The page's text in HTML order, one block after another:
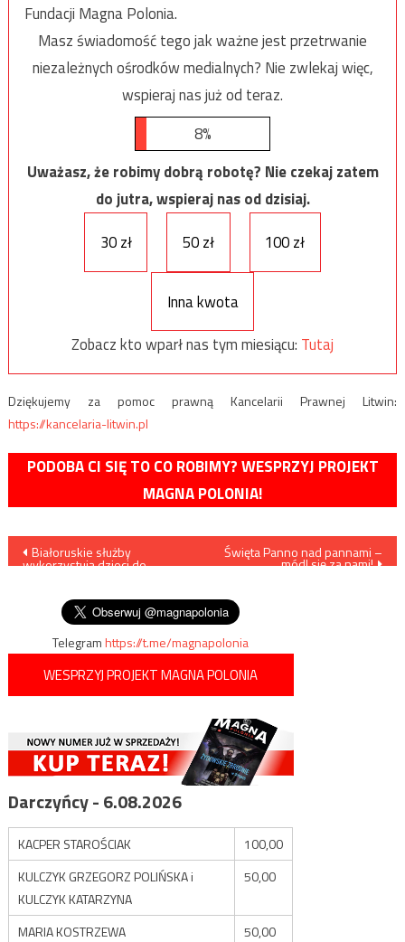
Fundacji Magna Polonia.
Masz świadomość tego jak ważne jest przetrwanie
niezależnych ośrodków medialnych? Nie zwlekaj więc,
wspieraj nas już od teraz.
8%
Uważasz, że robimy dobrą robotę? Nie czekaj zatem
do jutra, wspieraj nas od dzisiaj.
30 zł
50 zł 100 zł
Inna kwota
Zobacz kto wparł nas tym miesiącu: Tutaj
Dziękujemy za pomoc prawną Kancelarii Prawnej Litwin:
https://kancelaria-litwin.pl
PODOBA CI SIĘ TO CO ROBIMY? WESPRZYJ PROJEKT
MAGNA POLONIA!
Nawigacja
Białoruskie służby
wykorzystują dzieci do
Święta Panno nad pannami –
módl się za nami!
Telegramhttps://t.me/magnapolonia
WESPRZYJ PROJEKT MAGNA POLONIA
Darczyńcy - 6.08.2026
KACPER STAROŚCIAK
100,00
KULCZYK GRZEGORZ POLIŃSKA i
KULCZYK KATARZYNA
50,00
MARIA KOSTRZEWA 50,00